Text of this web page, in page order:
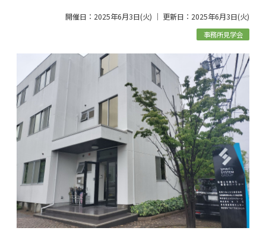
開催日：2025年6月3日(火) ｜ 更新日：2025年6月3日(火)
事務所見学会